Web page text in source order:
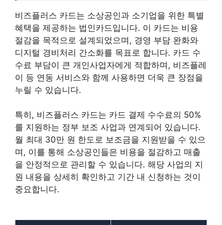
비즈플러스 카드는 소상공인과 소기업을 위한 특별
혜택을 제공하는 법인카드입니다. 이 카드는 비용
절감을 목적으로 설계되었으며, 경영 부담 완화와
디지털 경비처리 간소화를 목표로 합니다. 카드 수
수료 부담이 큰 개인사업자에게 적합하며, 비즈플레
이 등 연동 서비스와 함께 사용하면 더욱 큰 장점을
누릴 수 있습니다.
특히, 비즈플러스 카드는 카드 결제 수수료의 50%
를 지원하는 정부 보조 사업과 연계되어 있습니다.
월 최대 30만 원 한도로 보조금을 지원받을 수 있으
며, 이를 통해 소상공인들은 비용을 절감하고 매출
을 안정적으로 관리할 수 있습니다. 해당 사업의 지
원 내용을 상세히 확인하고 기간 내 신청하는 것이
중요합니다.